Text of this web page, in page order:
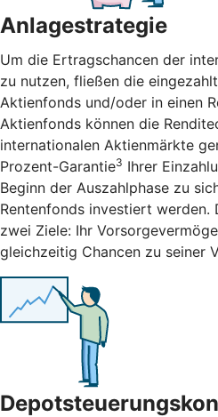
Anlagestrategie
Um die Ertragschancen der
zu nutzen, fließen die
Aktienfonds und/oder in einen
Aktienfonds können die
internationalen Aktienmärkte
Prozent-Garantie3 Ihrer
Beginn der Auszahlphase zu
Rentenfonds investiert
zwei Ziele: Ihr
gleichzeitig Chancen zu seiner